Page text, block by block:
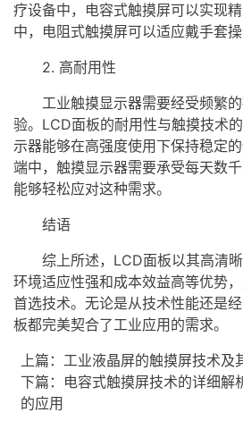
疗设备中，电容式触摸屏可以实现
中，电阻式触摸屏可以适应戴手套操
2. 高耐用性
工业触摸显示器需要经受频繁的
验。LCD面板的耐用性与触摸技术
示器能够在高强度使用下保持稳定
端中，触摸显示器需要承受每天数
能够轻松应对这种需求。
结语
综上所述，LCD面板以其高清晰
环境适应性强和成本效益高等优势
首选技术。无论是从技术性能还是
板都完美契合了工业应用的需求。
上篇： 工业液晶屏的触摸屏技术及
下篇： 电容式触摸屏技术的详细解
的应用